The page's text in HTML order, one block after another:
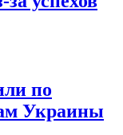
по
Украины